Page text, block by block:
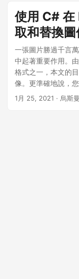
使用 C# 在
取和替換圖
一張圖片勝過千言
中起著重要作用。
格式之一，本文的
像。更準確地說，
除和替換 PDF 文件
1月 25, 2021 · 烏斯